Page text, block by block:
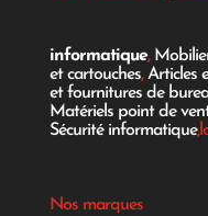
informatique,
et cartouches,Articles
et fournitures de
Matériels point de
Sécurité informatique
Nos marques